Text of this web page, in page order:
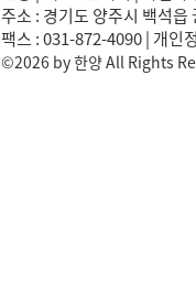
주소 : 경기도 양주시 백석
팩스 : 031-872-4090 | 개인
©2026 by 한양 All Rights